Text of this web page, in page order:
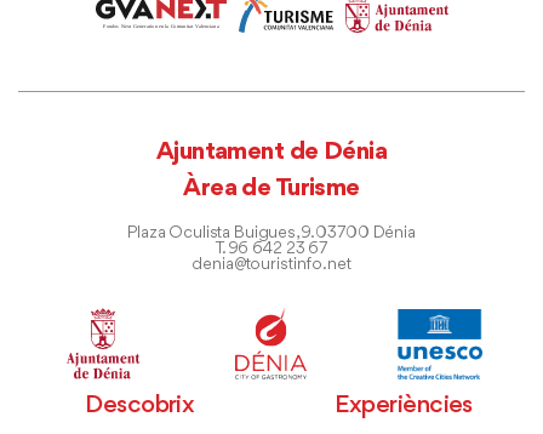
Ajuntament de Dénia
Àrea de Turisme
Plaza Oculista Buigues, 9. 03700 Dénia
T. 96 642 23 67
denia@touristinfo.net
Descobrix
Experiències